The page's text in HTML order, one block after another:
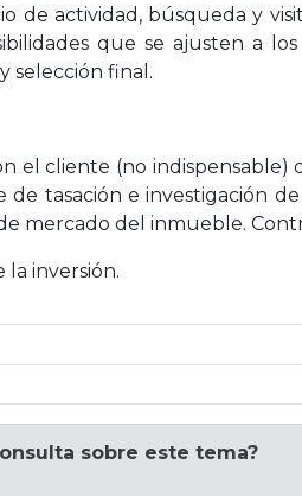
de actividad, búsqueda y
que se ajusten a
selección final.
el cliente (no indispensable)
de tasación e investigación
mercado del inmueble.
la inversión.
sobre este tema?